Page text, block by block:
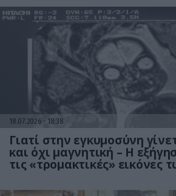
18.07.2026 18:38
Γιατί στην εγκυμοσύνη
και όχι μαγνητική – Η
τις «τρομακτικές» εικόνες